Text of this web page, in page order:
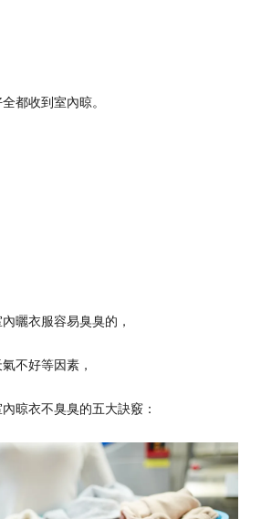
都收到室內晾。
曬衣服容易臭臭的，
不好等因素，
晾衣不臭臭的五大訣竅：